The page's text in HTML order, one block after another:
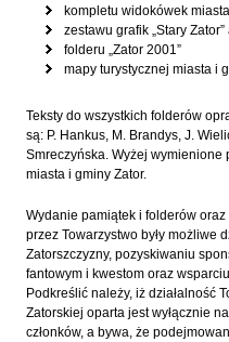
kompletu widokówek miasta
zestawu grafik „Stary
folderu „Zator 2001”
mapy turystycznej miasta i
Teksty do wszystkich folderów
są: P. Hankus, M. Brandys, J.
Smreczyńska. Wyżej
miasta i gminy Zator.
Wydanie pamiątek i folderów
przez Towarzystwo były możliwe
Zatorszczyzny, pozyskiwaniu
fantowym i kwestom oraz
Podkreślić należy, iż działalność
Zatorskiej oparta jest wyłącznie
członków, a bywa, że